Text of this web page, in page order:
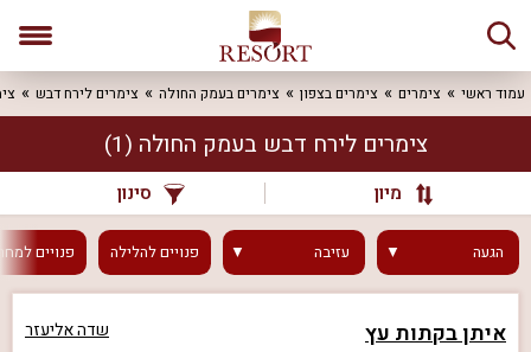
עמוד ראשי צימרים צימרים בצפון צימרים בעמק החולה צימרים לירח דבש
צימרים לירח דבש בעמק החולה (1)
מיון סינון
הגעה עזיבה פנוייםלהלילה פנויים
איתן בקתות עץ שדה אליעזר